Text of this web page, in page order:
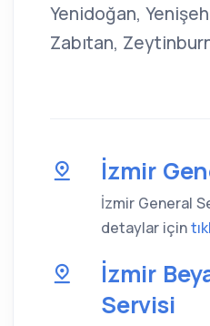
Yenidoğan,
Zabıtan,
İzmir
İzmir General
detaylar için
İzmir
Servisi